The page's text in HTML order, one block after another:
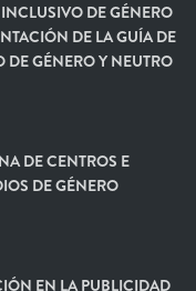
DE GÉNERO
DE LA GUÍA DE
GÉNERO Y NEUTRO
DE CENTROS E
DE GÉNERO
EN LA PUBLICIDAD